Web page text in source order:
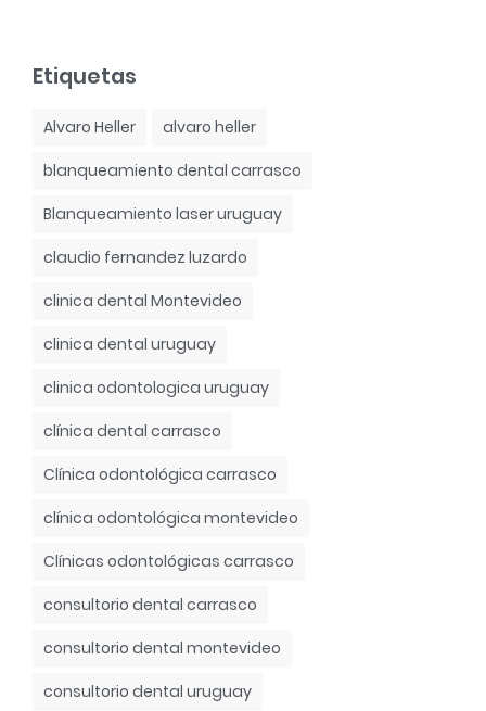
Etiquetas
Alvaro Heller
alvaro heller
blanqueamiento dental carrasco
Blanqueamiento laser uruguay
claudio fernandez luzardo
clinica dental Montevideo
clinica dental uruguay
clinica odontologica uruguay
clínica dental carrasco
Clínica odontológica carrasco
clínica odontológica montevideo
Clínicas odontológicas carrasco
consultorio dental carrasco
consultorio dental montevideo
consultorio dental uruguay